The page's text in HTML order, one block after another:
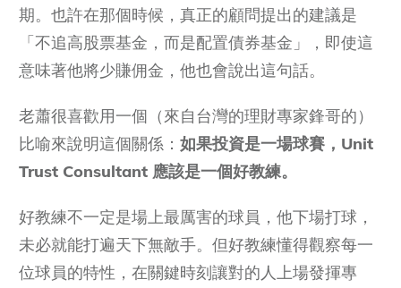
期。也許在那個時候，真正的顧問提出的建議是
「不追高股票基金，而是配置債券基金」，即使這
意味著他將少賺佣金，他也會說出這句話。
老蕭很喜歡用一個（來自台灣的理財專家鋒哥的）
比喻來說明這個關係： 如果投資是一場球賽，Unit
Trust Consultant 應該是一個好教練。
好教練不一定是場上最厲害的球員，他下場打球，
未必就能打遍天下無敵手。但好教練懂得觀察每一
位球員的特性，在關鍵時刻讓對的人上場發揮專